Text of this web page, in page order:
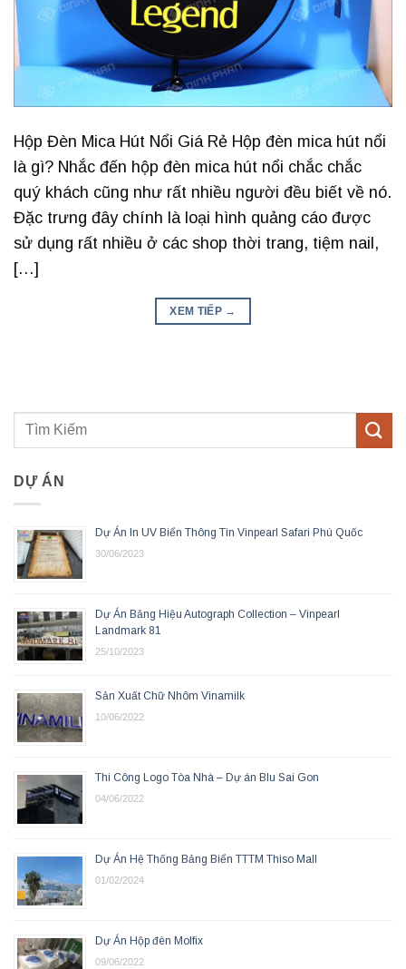
Hộp Đèn Mica Hút Nổi Giá Rẻ Hộp đèn mica hút nổi
là gì? Nhắc đến hộp đèn mica hút nổi chắc chắc
quý khách cũng như rất nhiều người đều biết về nó.
Đặc trưng đây chính là loại hình quảng cáo được
sử dụng rất nhiều ở các shop thời trang, tiệm nail,
[…]
XEM TIẾP →
DỰ ÁN
Dự Án In UV Biển Thông Tin Vinpearl Safari Phú Quốc
30/06/2023
Dự Án Bảng Hiệu Autograph Collection – Vinpearl
Landmark 81
25/10/2023
Sản Xuất Chữ Nhôm Vinamilk
10/06/2022
Thi Công Logo Tòa Nhà – Dự án Blu Sai Gon
04/06/2022
Dự Án Hệ Thống Bảng Biển TTTM Thiso Mall
01/02/2024
Dự Án Hộp đèn Molfix
09/06/2022